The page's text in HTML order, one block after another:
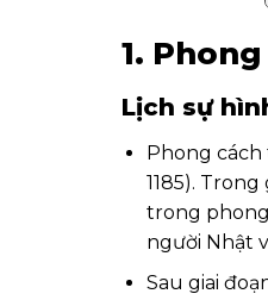
1.
Lịch sự
Phong cách
1185).
trong
người Nhật
Sau giai